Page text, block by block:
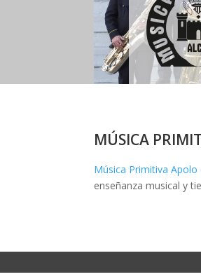
MÚSICA
Música Primitiva Apolo
enseñanza musical y